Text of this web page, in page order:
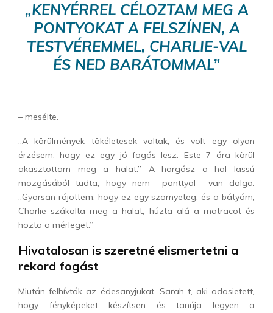
„KENYÉRREL CÉLOZTAM MEG A
PONTYOKAT A FELSZÍNEN, A
TESTVÉREMMEL, CHARLIE-VAL
ÉS NED BARÁTOMMAL”
– mesélte.
„A körülmények tökéletesek voltak, és volt egy olyan
érzésem, hogy ez egy jó fogás lesz. Este 7 óra körül
akasztottam meg a halat.” A horgász a hal lassú
mozgásából tudta, hogy nem ponttyal van dolga.
„Gyorsan rájöttem, hogy ez egy szörnyeteg, és a bátyám,
Charlie szákolta meg a halat, húzta alá a matracot és
hozta a mérleget.”
Hivatalosan is szeretné elismertetni a
rekord fogást
Miután felhívták az édesanyjukat, Sarah-t, aki odasietett,
hogy fényképeket készítsen és tanúja legyen a